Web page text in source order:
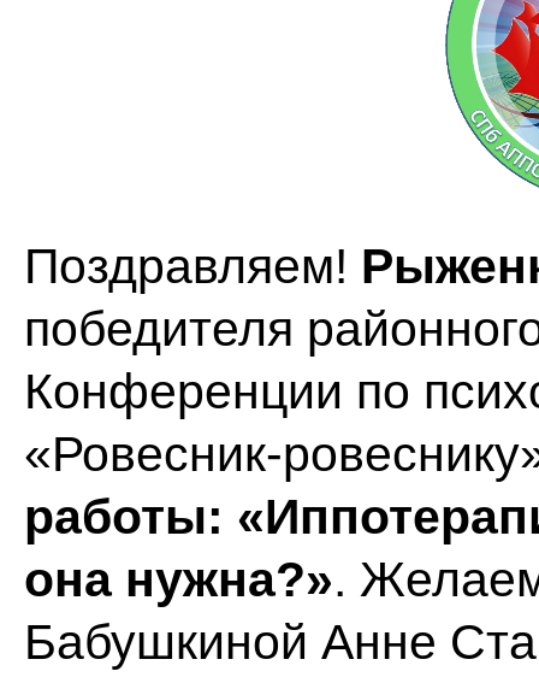
Поздравляем!
победителя
Конференции по
«Ровесник-
работы:
она нужна?».
Бабушкиной Анне